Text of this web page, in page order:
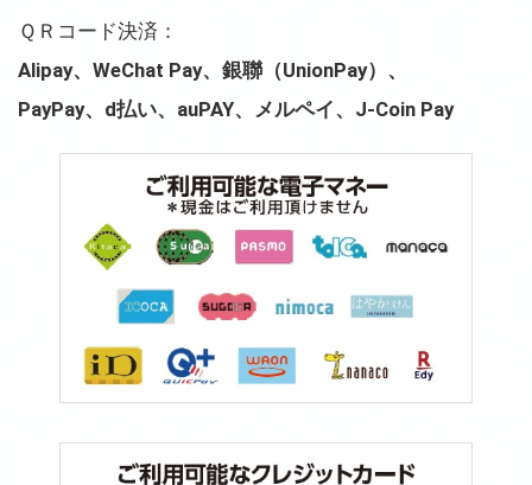
ＱＲコード決済：
Alipay、WeChat Pay、銀聯（UnionPay）、
PayPay、d払い、auPAY、メルペイ、J-Coin Pay